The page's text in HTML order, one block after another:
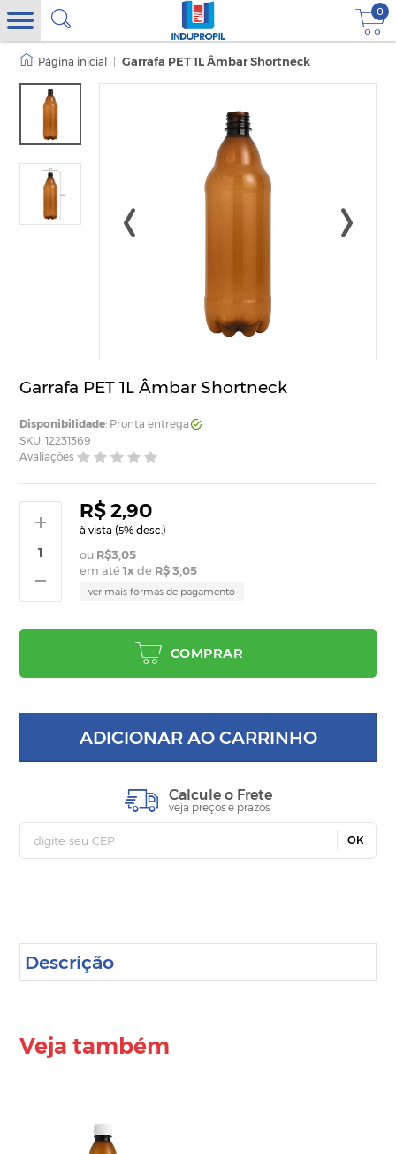
0
Garrafa PET 1L Âmbar Shortneck
Garrafa PET 1L Âmbar Shortneck
Disponibilidade: Pronta entrega
SKU: 12231369
Avaliações
R$ 2,90
à vista (5% desc.)
R$3,05
em até1x de R$ 3,05
ver mais formas de pagamento
COMPRAR
ADICIONAR AO CARRINHO
Calcule o Frete
veja preços e prazos
OK
Descrição
Veja também